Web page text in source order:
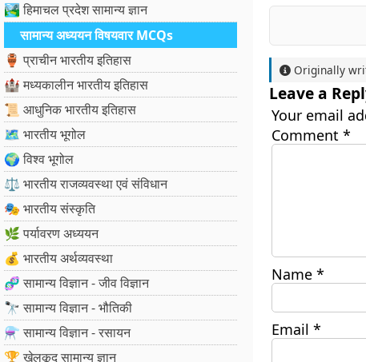
🏞️ हिमाचल प्रदेश सामान्य ज्ञान
सामान्य अध्ययन विषयवार MCQs
🏺 प्राचीन भारतीय इतिहास
🏰 मध्यकालीन भारतीय इतिहास
📜 आधुनिक भारतीय इतिहास
🗺️ भारतीय भूगोल
🌍 विश्व भूगोल
⚖️ भारतीय राजव्यवस्था एवं संविधान
🎭 भारतीय संस्कृति
🌿 पर्यावरण अध्ययन
💰 भारतीय अर्थव्यवस्था
🧬 सामान्य विज्ञान - जीव विज्ञान
🔭 सामान्य विज्ञान - भौतिकी
⚗️ सामान्य विज्ञान - रसायन
🏆 खेलकूद सामान्य ज्ञान
Originally
Leave a
Your email
Comment *
Name *
Email *